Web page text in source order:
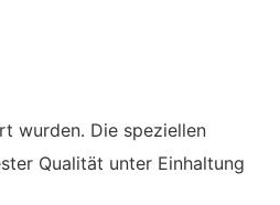
wurden. Die speziellen
Qualität unter Einhaltung